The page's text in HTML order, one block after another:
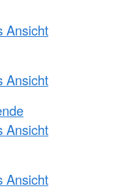
Ansicht
Ansicht
Ansicht
Ansicht